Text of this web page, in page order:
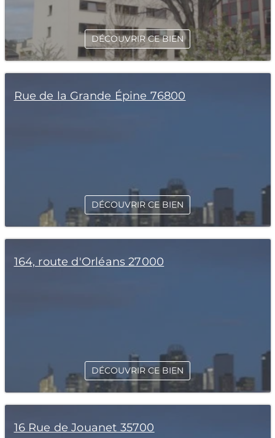
DÉCOUVRIR CE BIEN
Rue de la Grande Épine 76800
DÉCOUVRIR CE BIEN
164, route d'Orléans 27000
DÉCOUVRIR CE BIEN
16 Rue de Jouanet 35700